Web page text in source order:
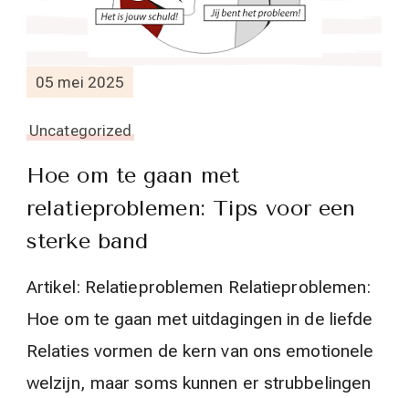
05 mei 2025
Uncategorized
Hoe om te gaan met
relatieproblemen: Tips voor een
sterke band
Artikel: Relatieproblemen Relatieproblemen:
Hoe om te gaan met uitdagingen in de liefde
Relaties vormen de kern van ons emotionele
welzijn, maar soms kunnen er strubbelingen